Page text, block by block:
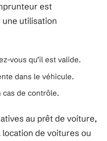
est
utilisation
vous qu’il est valide.
dans le véhicule.
cas de contrôle.
au prêt de voiture,
de voitures ou